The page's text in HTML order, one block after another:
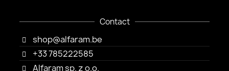
Contact
shop@alfaram.be
+33 785222585
Alfaram sp. z o.o.